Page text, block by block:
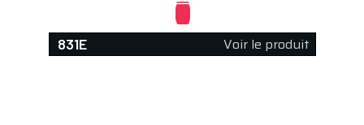
831E Voir le produit